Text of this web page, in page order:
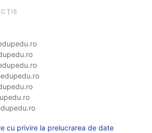
cu privire la prelucrarea de date